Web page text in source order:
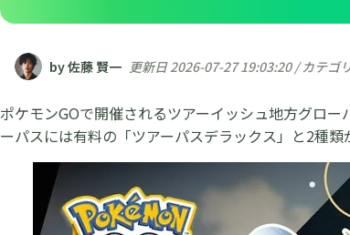
by 佐藤 賢一 更新日 2026-07-27 19:03:20 / カテゴ
ポケモンGOで開催されるツアーイッシュ地方グロ
ーパスには有料の「ツアーパスデラックス」と2種類